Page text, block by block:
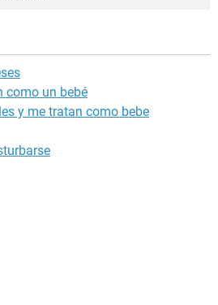
como un bebé
y me tratan como bebe